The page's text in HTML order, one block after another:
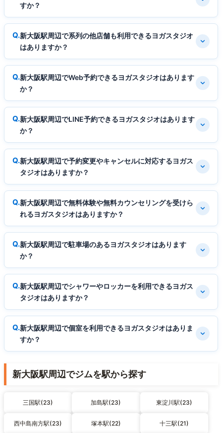
すか？
新大阪駅周辺で系列の他店舗も利用できるヨガスタジオ
はありますか？
新大阪駅周辺でWeb予約できるヨガスタジオはあります
か？
新大阪駅周辺でLINE予約できるヨガスタジオはあります
か？
新大阪駅周辺で予約変更やキャンセルに対応するヨガス
タジオはありますか？
新大阪駅周辺で無料体験や無料カウンセリングを受けら
れるヨガスタジオはありますか？
新大阪駅周辺で駐車場のあるヨガスタジオはあります
か？
新大阪駅周辺でシャワーやロッカーを利用できるヨガス
タジオはありますか？
新大阪駅周辺で個室を利用できるヨガスタジオはありま
すか？
新大阪駅周辺でジムを駅から探す
三国駅(23) 加島駅(23) 東淀川駅(23)
西中島南方駅(23) 塚本駅(22) 十三駅(21)